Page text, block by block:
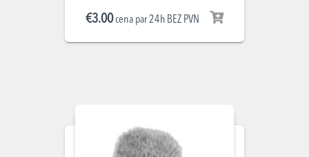
€3.00cena par 24h BEZ PVN